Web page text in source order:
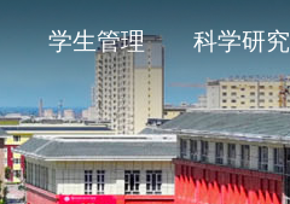
学生管理 科学研究